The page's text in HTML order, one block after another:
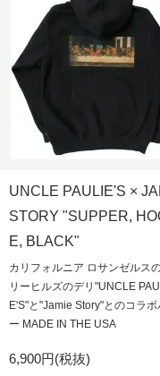
UNCLE PAULIE'S ×
STORY "SUPPER,
E, BLACK"
カリフォルニア ロサンゼルス
リーヒルズのデリ"UNCLE
E'S"と"Jamie Story"とのコラボ
ー MADE IN THE USA
6,900円(税抜)